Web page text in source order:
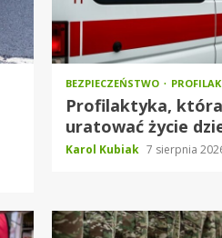
BEZPIECZEŃSTWO
Profilaktyka,
uratować życie
Karol Kubiak 7 sierpnia